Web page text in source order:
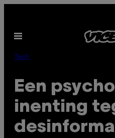
de
inhoud
Open
Tech
Een
inenting